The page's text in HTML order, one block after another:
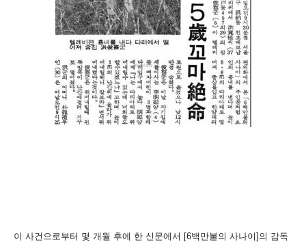
이 사건으로부터 몇 개월 후에 한 신문에서 [6백만불의 사나이]의 감독